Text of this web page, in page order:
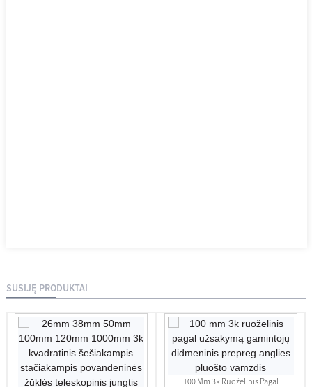
SUSIJĘ PRODUKTAI
100 Mm 3k Ruoželinis Pagal